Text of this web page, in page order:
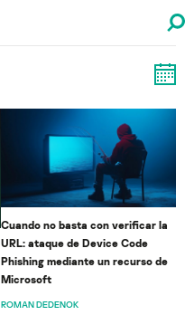
Cuando no basta con verificar la
URL: ataque de Device Code
Phishing mediante un recurso de
Microsoft
ROMAN DEDENOK